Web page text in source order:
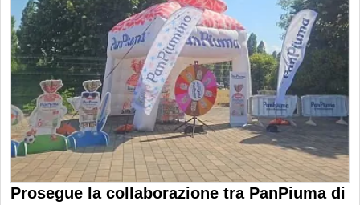
Prosegue la collaborazione tra PanPiuma di